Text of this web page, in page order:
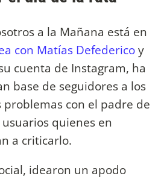
a la Mañana está en
con Matías Defedericoy
cuenta de Instagram, ha
base de seguidores a los
problemas con el padre de
quienes en
a criticarlo.
idearon un apodo